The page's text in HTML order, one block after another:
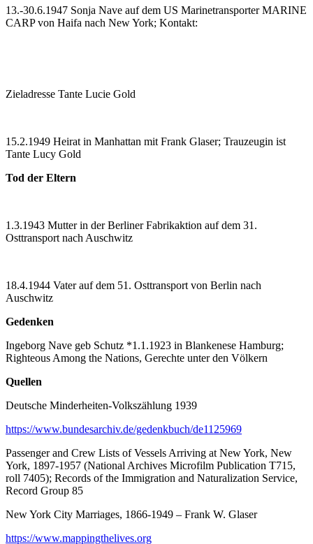
13.-30.6.1947 Sonja Nave auf dem US Marinetransporter MARINE
CARP von Haifa nach New York; Kontakt:
Zieladresse Tante Lucie Gold
15.2.1949 Heirat in Manhattan mit Frank Glaser; Trauzeugin ist
Tante Lucy Gold
Tod der Eltern
1.3.1943 Mutter in der Berliner Fabrikaktion auf dem 31.
Osttransport nach Auschwitz
18.4.1944 Vater auf dem 51. Osttransport von Berlin nach
Auschwitz
Gedenken
Ingeborg Nave geb Schutz *1.1.1923 in Blankenese Hamburg;
Righteous Among the Nations, Gerechte unter den Völkern
Quellen
Deutsche Minderheiten-Volkszählung 1939
https://www.bundesarchiv.de/gedenkbuch/de1125969
Passenger and Crew Lists of Vessels Arriving at New York, New
York, 1897-1957 (National Archives Microfilm Publication T715,
roll 7405); Records of the Immigration and Naturalization Service,
Record Group 85
New York City Marriages, 1866-1949 – Frank W. Glaser
https://www.mappingthelives.org